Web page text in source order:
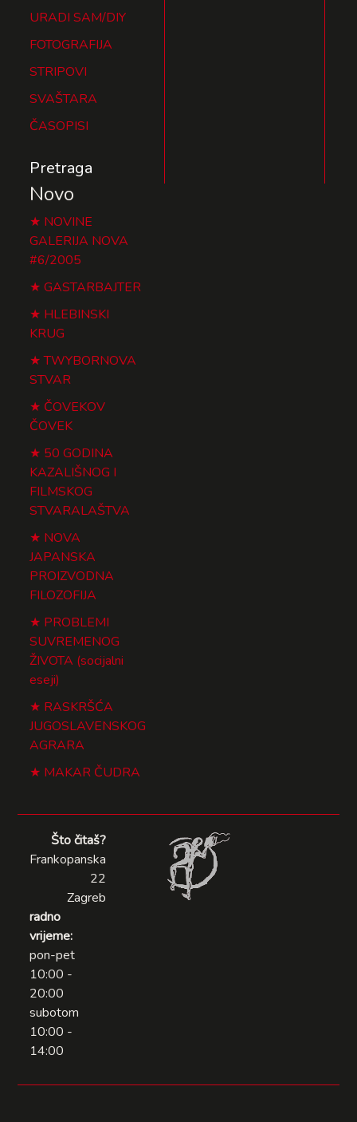
URADI SAM/DIY
FOTOGRAFIJA
STRIPOVI
SVAŠTARA
ČASOPISI
Pretraga
Novo
NOVINE
GALERIJA NOVA
#6/2005
GASTARBAJTER
HLEBINSKI
KRUG
TWYBORNOVA
STVAR
ČOVEKOV
ČOVEK
50 GODINA
KAZALIŠNOG I
FILMSKOG
STVARALAŠTVA
NOVA
JAPANSKA
PROIZVODNA
FILOZOFIJA
PROBLEMI
SUVREMENOG
ŽIVOTA (socijalni
eseji)
RASKRŠĆA
JUGOSLAVENSKOG
AGRARA
MAKAR ČUDRA
Što čitaš?
Frankopanska
22
Zagreb
radno
vrijeme:
pon-pet
10:00 -
20:00
subotom
10:00 -
14:00